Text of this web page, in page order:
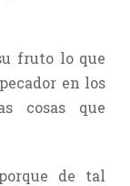
fruto lo que
en los
cosas que
de tal